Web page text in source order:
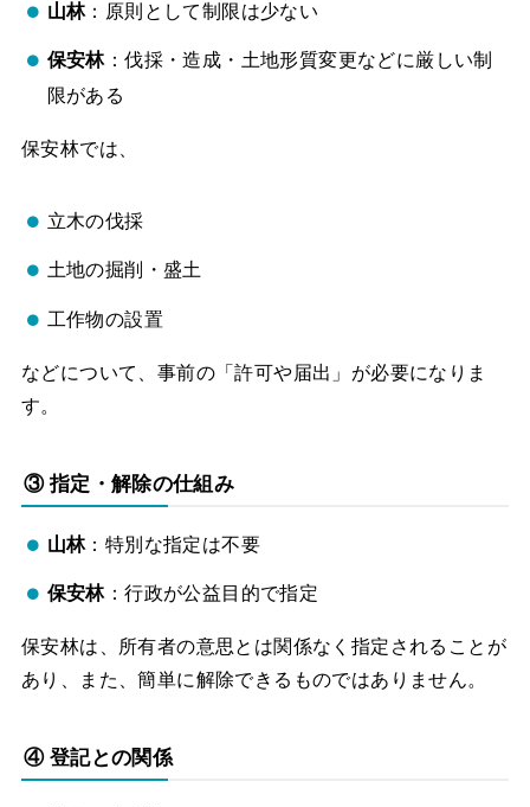
山林：原則として制限は少ない
保安林：伐採・造成・土地形質変更などに厳しい制
限がある
保安林では、
立木の伐採
土地の掘削・盛土
工作物の設置
などについて、事前の「許可や届出」が必要になりま
す。
③ 指定・解除の仕組み
山林：特別な指定は不要
保安林：行政が公益目的で指定
保安林は、所有者の意思とは関係なく指定されることが
あり、また、簡単に解除できるものではありません。
④ 登記との関係